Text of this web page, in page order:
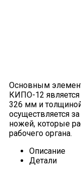
Основным
КИПО-12
326 мм и
осуществляется
ножей, которые
рабочего органа.
Описание
Детали